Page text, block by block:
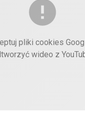
pliki cookies
wideo z